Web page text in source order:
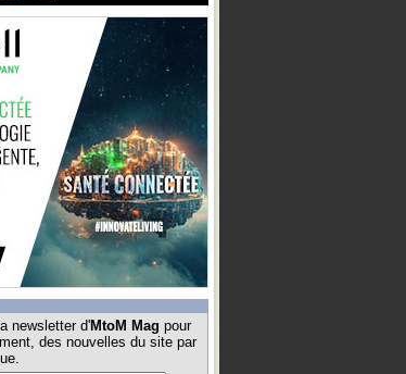
newsletter d'MtoM Mag pour
des nouvelles du site par